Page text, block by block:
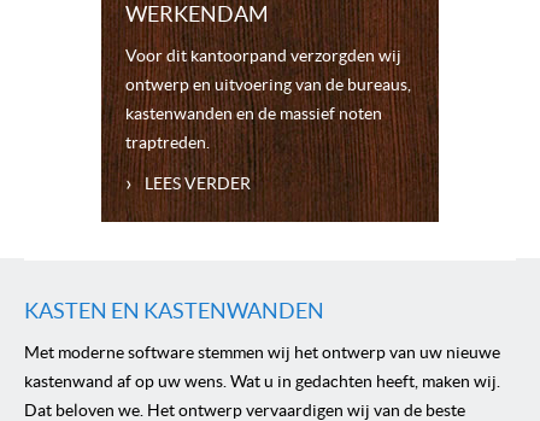
WERKENDAM
Voor dit kantoorpand verzorgden wij
ontwerp en uitvoering van de bureaus,
kastenwanden en de massief noten
traptreden.
› LEES VERDER
KASTEN EN KASTENWANDEN
Met moderne software stemmen wij het ontwerp van uw nieuwe
kastenwand af op uw wens. Wat u in gedachten heeft, maken wij.
Dat beloven we. Het ontwerp vervaardigen wij van de beste